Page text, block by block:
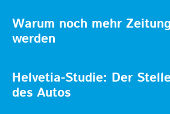
Warum noch mehr
werden
Helvetia-Studie: Der
des Autos